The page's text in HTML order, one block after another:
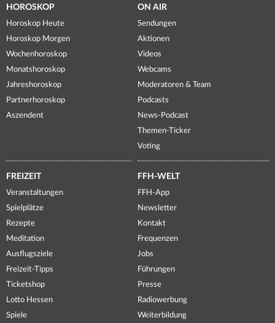
HOROSKOP
Horoskop Heute
Horoskop Morgen
Wochenhoroskop
Monatshoroskop
Jahreshoroskop
Partnerhoroskop
Aszendent
ON AIR
Sendungen
Aktionen
Videos
Webcams
Moderatoren & Team
Podcasts
News-Podcast
Themen-Ticker
Voting
FREIZEIT
Veranstaltungen
Spielplätze
Rezepte
Meditation
Ausflugsziele
Freizeit-Tipps
Ticketshop
Lotto Hessen
Spiele
FFH-WELT
FFH-App
Newsletter
Kontakt
Frequenzen
Jobs
Führungen
Presse
Radiowerbung
Weiterbildung